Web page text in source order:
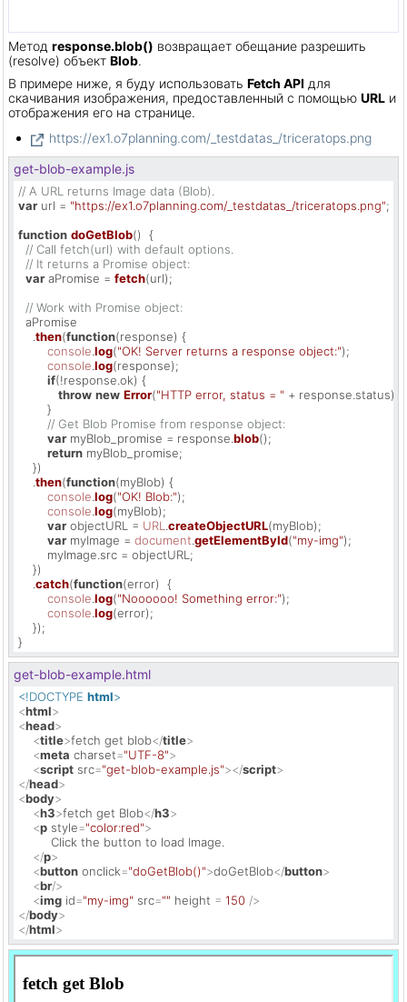
Метод response.blob() возвращает обещание разрешить
(resolve) объект Blob.
В примере ниже, я буду использовать Fetch API для
скачивания изображения, предоставленный с помощью URL и
отображения его на странице.
https://ex1.o7planning.com/_testdatas_/triceratops.png
get-blob-example.js
// A URL returns Image data (Blob).
var url = "https://ex1.o7planning.com/_testdatas_/triceratops.png";
function doGetBlob()  {
// Call fetch(url) with default options.
// It returns a Promise object:
var aPromise = fetch(url);
// Work with Promise object:
  aPromise
    .
then(function(response) {
console.log("OK! Server returns a response object:");
console.log(response);
if(!response.ok) {
throw new Error("HTTP error, status = " + response.status);
        }
// Get Blob Promise from response object:
var myBlob_promise = response.blob();
return myBlob_promise;
    })
    .
then(function(myBlob) {
console.log("OK! Blob:");
console.log(myBlob);
var objectURL = URL.createObjectURL(myBlob);
var myImage = document.getElementById("my-img");
        myImage.
src = objectURL;
    })
    .
catch(function(error)  {
console.log("Noooooo! Something error:");
console.log(error);
    });
}
get-blob-example.html
<!DOCTYPE html>
<html>
<head>
<title>fetch get blob</title>
<meta charset="UTF-8">
<script src="get-blob-example.js"></script>
</head>
<body>
<h3>fetch get Blob</h3>
<p style="color:red">
         Click the button to load Image.
</p>
<button onclick="doGetBlob()">doGetBlob</button>
<br/>
<img id="my-img" src="" height = 150 />
</body>
</html>